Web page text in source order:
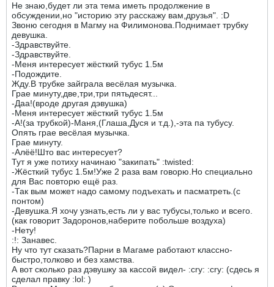
Не знаю,будет ли эта тема иметь продолжение в
обсуждении,но "историю эту расскажу вам,друзья". :D
Звоню сегодня в Магму на Филимонова.Поднимает трубку
девушка.
-Здравствуйте.
-Здравствуйте.
-Меня интересует жёсткий тубус 1.5м
-Подождите.
Жду.В трубке зайграла весёлая музычка.
Грае минуту,две,три,три пятьдесят...
-Даа!(вроде другая дэвушка)
-Меня интересует жёсткий тубус 1.5м
-А!(за трубкой)-Маня,(Глаша,Дуся и т.д.),-эта па тубусу.
Опять грае весёлая музычка.
Грае минуту.
-Алёё!Што вас интересует?
Тут я уже потиху начинаю "закипать" :twisted:
-Жёсткий тубус 1.5м!Уже 2 раза вам говорю.Но специально
для Вас повторю ещё раз.
-Так вым может надо самому подъехать и пасматреть.(с
понтом)
-Девушка.Я хочу узнать,есть ли у вас тубусы,только и всего.
(как говорит Задоронов,наберите побольше воздуха)
-Нету!
:!: Занавес.
Ну что тут сказать?Парни в Магаме работают классно-
быстро,толково и без хамства.
А вот сколько раз дэвушку за кассой видел- :cry: :cry: (сдесь я
сделал правку :lol: )